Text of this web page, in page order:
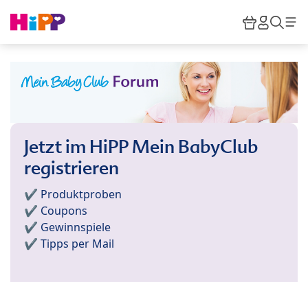
HiPP
Jetzt im HiPP Mein BabyClub
registrieren
✔️ Produktproben
✔️ Coupons
✔️ Gewinnspiele
✔️ Tipps per Mail